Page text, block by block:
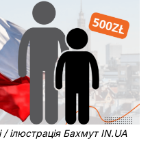
ілюстрація Бахмут IN.UA